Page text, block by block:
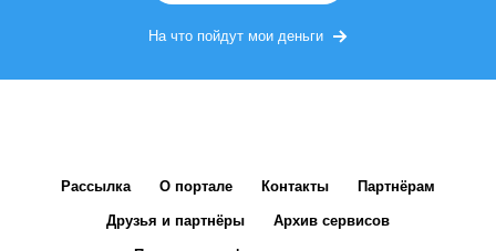
На что пойдут мои деньги
Рассылка О портале Контакты Партнёрам
Друзья и партнёры Архив сервисов